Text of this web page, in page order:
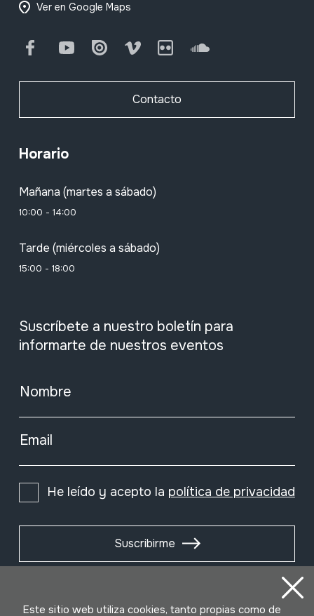
Ver en Google Maps
FacebookYoutube Issuu Vimeo Flickr SoundCloud
Contacto
Horario
Mañana (martes a sábado)
10:00 - 14:00
Tarde (miércoles a sábado)
15:00 - 18:00
Suscríbete a nuestro boletín para
informarte de nuestros eventos
Nombre
Email
He leído y acepto la política de privacidad
Suscribirme
Este sitio web utiliza cookies, tanto propias como de